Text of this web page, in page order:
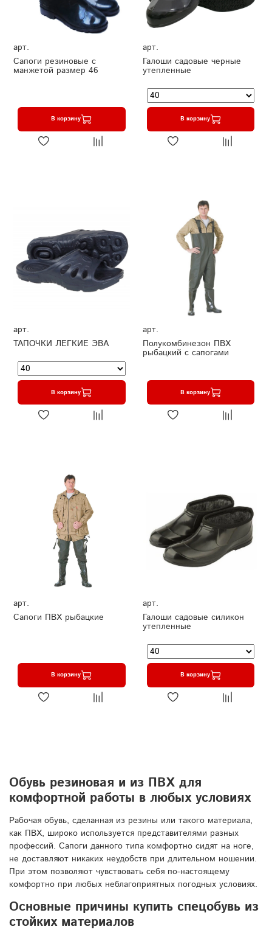
арт.
Сапоги резиновые с
манжетой размер 46
В корзину
арт.
Галоши садовые черные
утепленные
В корзину
арт.
ТАПОЧКИ ЛЕГКИЕ ЭВА
В корзину
арт.
Полукомбинезон ПВХ
рыбацкий с сапогами
В корзину
арт.
Сапоги ПВХ рыбацкие
В корзину
арт.
Галоши садовые силикон
утепленные
В корзину
Обувь резиновая и из ПВХ для
комфортной работы в любых условиях
Рабочая обувь, сделанная из резины или такого материала,
как ПВХ, широко используется представителями разных
профессий. Сапоги данного типа комфортно сидят на ноге,
не доставляют никаких неудобств при длительном ношении.
При этом позволяют чувствовать себя по-настоящему
комфортно при любых неблагоприятных погодных условиях.
Основные причины купить спецобувь из
стойких материалов